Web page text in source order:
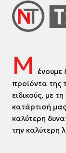
Μ
ένουμε
προϊόντα της
ειδικούς, με
κατάρτισή
καλύτερη
την καλύτερη